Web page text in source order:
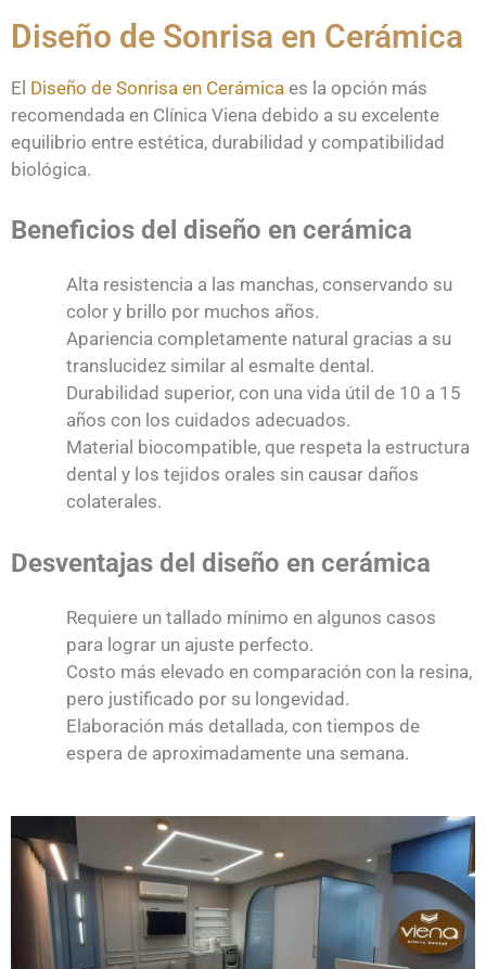
Diseño de Sonrisa en Cerámica
El Diseño de Sonrisa en Cerámica es la opción más
recomendada en Clínica Viena debido a su excelente
equilibrio entre estética, durabilidad y compatibilidad
biológica.
Beneficios del diseño en cerámica
Alta resistencia a las manchas, conservando su
color y brillo por muchos años.
Apariencia completamente natural gracias a su
translucidez similar al esmalte dental.
Durabilidad superior, con una vida útil de 10 a 15
años con los cuidados adecuados.
Material biocompatible, que respeta la estructura
dental y los tejidos orales sin causar daños
colaterales.
Desventajas del diseño en cerámica
Requiere un tallado mínimo en algunos casos
para lograr un ajuste perfecto.
Costo más elevado en comparación con la resina,
pero justificado por su longevidad.
Elaboración más detallada, con tiempos de
espera de aproximadamente una semana.